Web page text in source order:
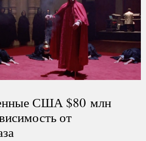
США $80 млн
от